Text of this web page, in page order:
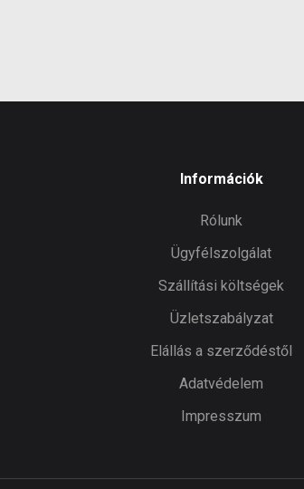
Információk
Rólunk
Ügyfélszolgálat
Szállítási költségek
Üzletszabályzat
Elállás a szerződéstől
Adatvédelem
Impresszum